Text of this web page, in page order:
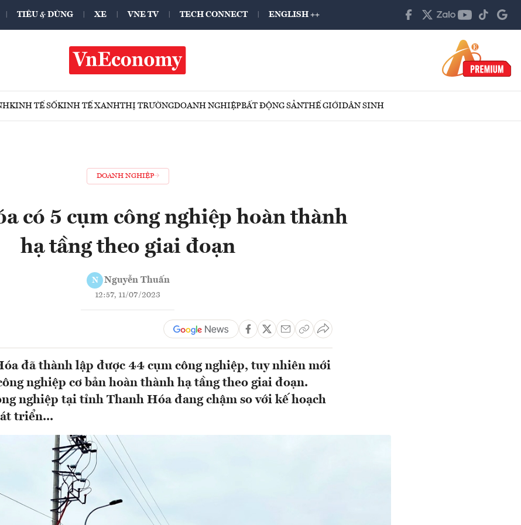
TIÊU & DÙNG XE VNE TV TECH CONNECT ENGLISH ++
KINH TẾ SỐKINH TẾ XANHTHỊ TRƯỜNGDOANH NGHIỆPBẤT ĐỘNG SẢNTHẾ GIỚIDÂN SINH
DOANH NGHIỆP
có 5 cụm công nghiệp hoàn thành
hạ tầng theo giai đoạn
N Nguyễn Thuấn
12:57, 11/07/2023
đã thành lập được 44 cụm công nghiệp, tuy nhiên mới
nghiệp cơ bản hoàn thành hạ tầng theo giai đoạn.
nghiệp tại tỉnh Thanh Hóa đang chậm so với kế hoạch
triển...